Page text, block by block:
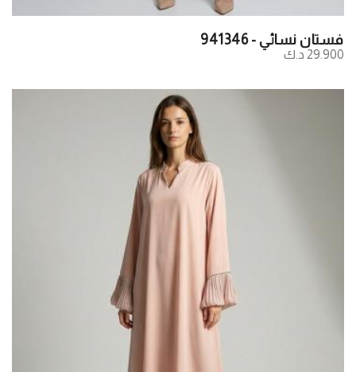
فستان نسائي - 941346
29.900 د.ك